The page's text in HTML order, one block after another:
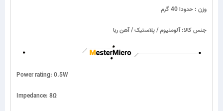
وزن : حدودا 40 گرم
جنس کالا: آلومنیوم / پلاستیک / آهن ربا
Power rating: 0.5W
Impedance: 8Ω